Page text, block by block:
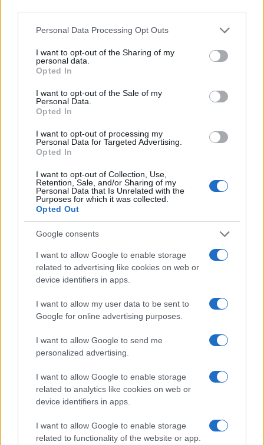
Please note that this website/app uses one or more Google
not limited to your visit or usage behaviour. You may click to
grant or deny consent to Google and its third-party tags to
use your data for below specified purposes in below Google
consent section.
Personal Data Processing Opt Outs
I want to opt-out of the Sharing of my
personal data.
Opted In
I want to opt-out of the Sale of my
Personal Data.
Opted In
I want to opt-out of processing my
Personal Data for Targeted Advertising.
Opted In
I want to opt-out of Collection, Use,
Retention, Sale, and/or Sharing of my
Personal Data that Is Unrelated with the
Purposes for which it was collected.
Opted Out
Google consents
I want to allow Google to enable storage
related to advertising like cookies on web or
device identifiers in apps.
I want to allow my user data to be sent to
Google for online advertising purposes.
I want to allow Google to send me
personalized advertising.
I want to allow Google to enable storage
related to analytics like cookies on web or
device identifiers in apps.
I want to allow Google to enable storage
related to functionality of the website or app.
Inviaci le tue segnalazioni,
Su WhatsApp al numero +39
345 356 7512
Ricevi le nostre ultime news
da
Condividi l'articolo
F
a
ce
b
o
o
k
T
w
it
te
r
Pi
n
te
re
st
W
h
at
s
A
p
p
h
a
re
Articolo precedente
Prossimo articolo
NOTIZIE RECENTI
Michelle Hunziker in Gallura, bella anche dal
vivo: un amico vip svela come fa